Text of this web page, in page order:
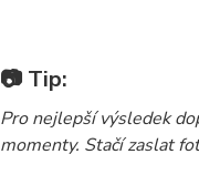
📷 Tip:
Pro nejlepší výsledek
momenty. Stačí zaslat